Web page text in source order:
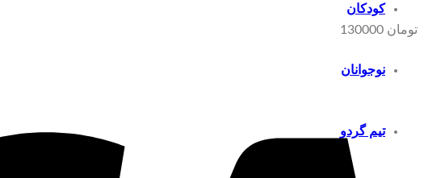
کودکان
نوجوانان
تیم گردو
تومان